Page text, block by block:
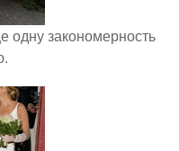
одну закономерность